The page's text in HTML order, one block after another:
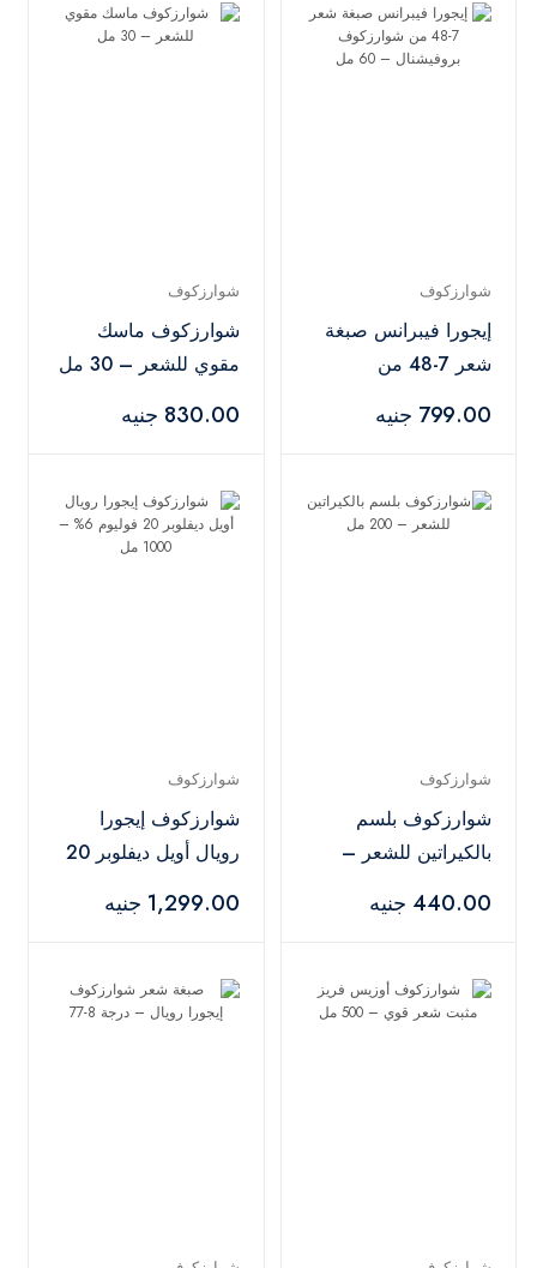
شوارزكوف
إيجورا فيبرانس صبغة
شعر 7-48 من
– 60 مل
799.00 جنيه
شوارزكوف
شوارزكوف ماسك
مقوي للشعر – 30 مل
830.00 جنيه
شوارزكوف
شوارزكوف بلسم
بالكيراتين للشعر –
440.00 جنيه
شوارزكوف
شوارزكوف إيجورا
رويال أويل ديفلوبر 20
مل
1,299.00 جنيه